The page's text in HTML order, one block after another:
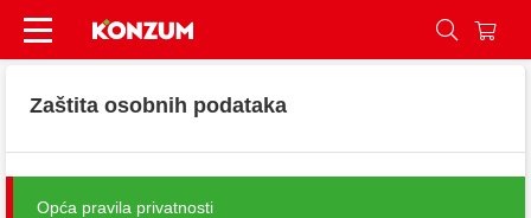
Pravila privatnosti - Konzum
Zaštita osobnih podataka
Opća pravila privatnosti